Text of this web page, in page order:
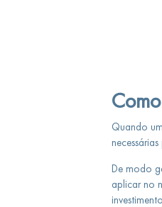
Quando
De modo
aplicar no